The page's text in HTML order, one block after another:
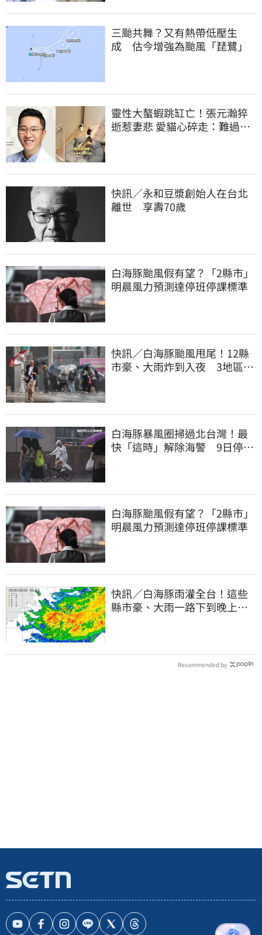
三颱共舞？又有熱帶低壓生
成 估今增強為颱風「琵鷺」
靈性大螯蝦跳缸亡！張元瀚猝
逝惹妻悲 愛貓心碎走：難過不
快訊／永和豆漿創始人在台北
離世 享壽70歲
白海豚颱風假有望？「2縣市」
明晨風力預測達停班停課標準
快訊／白海豚颱風甩尾！12縣
市豪、大雨炸到入夜 3地區有
白海豚暴風圈掃過北台灣！最
快「這時」解除海警 9日停班
白海豚颱風假有望？「2縣市」
明晨風力預測達停班停課標準
快訊／白海豚雨灌全台！這些
縣市豪、大雨一路下到晚上 3
Recommended by